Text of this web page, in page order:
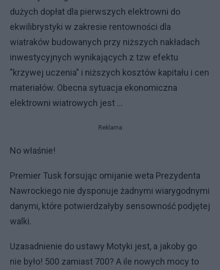
dużych dopłat dla pierwszych elektrowni do
ekwilibrystyki w zakresie rentowności dla
wiatraków budowanych przy niższych nakładach
inwestycyjnych wynikających z tzw efektu
"krzywej uczenia" i niższych kosztów kapitału i cen
materiałów. Obecna sytuacja ekonomiczna
elektrowni wiatrowych jest ...
Reklama
No właśnie!
Premier Tusk forsując omijanie weta Prezydenta
Nawrockiego nie dysponuje żadnymi wiarygodnymi
danymi, które potwierdzałyby sensowność podjętej
walki.
Uzasadnienie do ustawy Motyki jest, a jakoby go
nie było! 500 zamiast 700? A ile nowych mocy to